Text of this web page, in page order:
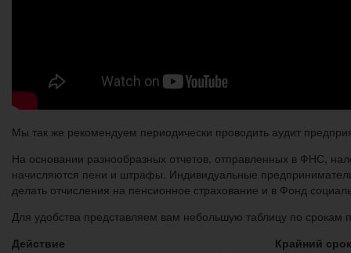
Мы так же рекомендуем периодически проводить аудит
На основании разнообразных отчетов, отправленных в ФНС,
начисляются пени и штрафы. Индивидуальные
делать отчисления на пенсионное страхование и в Фонд
Для удобства представляем вам небольшую таблицу по срокам
Действие
Крайний срок